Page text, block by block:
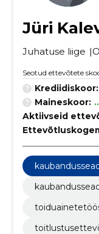
Jüri
Juhatuse liige
Seotud ettevõtete
Krediidiskoor:
Maineskoor:
Aktiivseid